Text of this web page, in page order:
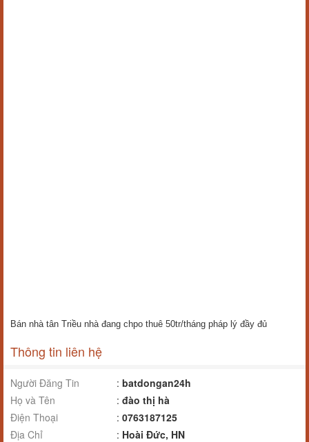
Bán nhà tân Triều nhà đang chpo thuê 50tr/tháng pháp lý đầy đủ
Thông tin liên hệ
Người Đăng Tin : batdongan24h
Họ và Tên
: đào thị hà
Điện Thoại
: 0763187125
Địa Chỉ
: Hoài Đức, HN